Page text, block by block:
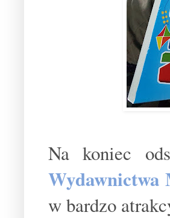
Na koniec
Wydawnictwa
w bardzo